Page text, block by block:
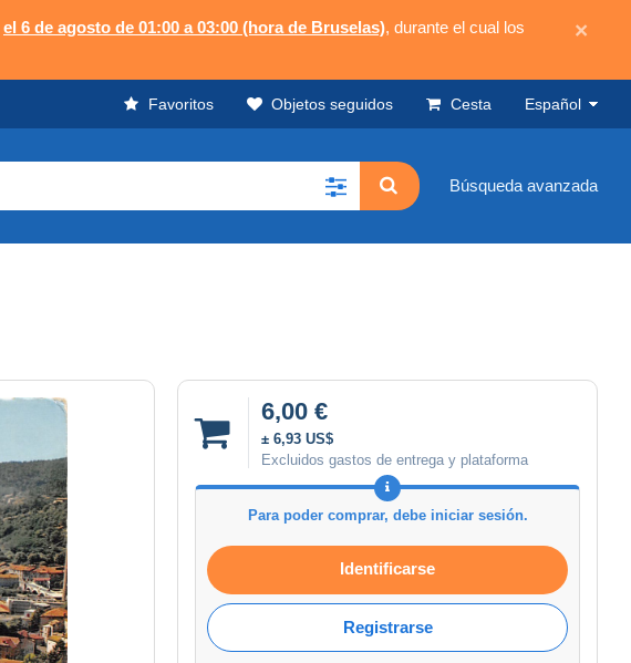
el 6 de agosto de 01:00 a 03:00 (hora de Bruselas), durante el cual los
×
Favoritos Objetos seguidos Cesta Español
Búsqueda avanzada
6,00 €
± 6,93 US$
Excluidos gastos de entrega y plataforma
Para poder comprar, debe iniciar sesión.
Identificarse
Registrarse